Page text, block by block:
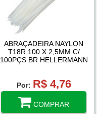
ABRAÇADEIRA NAYLON
T18R 100 X 2,5MM C/
100PÇS BR HELLERMANN
Por: R$ 4,76
COMPRAR